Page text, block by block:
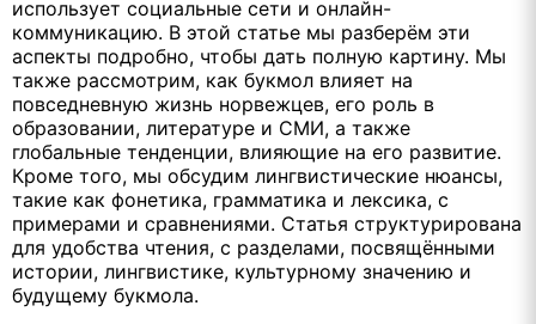
использует социальные сети и онлайн-
коммуникацию. В этой статье мы разберём эти
аспекты подробно, чтобы дать полную картину. Мы
также рассмотрим, как букмол влияет на
повседневную жизнь норвежцев, его роль в
образовании, литературе и СМИ, а также
глобальные тенденции, влияющие на его развитие.
Кроме того, мы обсудим лингвистические нюансы,
такие как фонетика, грамматика и лексика, с
примерами и сравнениями. Статья структурирована
для удобства чтения, с разделами, посвящёнными
истории, лингвистике, культурному значению и
будущему букмола.